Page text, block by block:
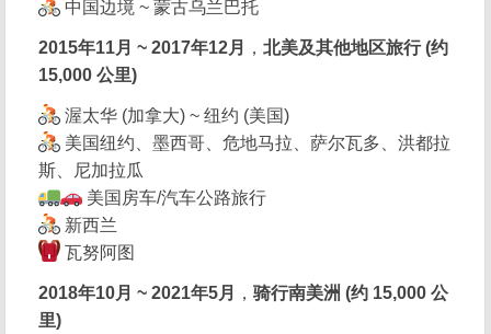
中国边境 ~ 蒙古乌兰巴托
2015年11月 ~ 2017年12月 ，北美及其他地区旅行 (约
15,000 公里)
渥太华 (加拿大) ~ 纽约 (美国)
美国纽约、墨西哥、危地马拉、萨尔瓦多、洪都拉
斯、尼加拉瓜
美国房车/汽车公路旅行
新西兰
瓦努阿图
2018年10月 ~ 2021年5月 ，骑行南美洲 (约 15,000 公
里)